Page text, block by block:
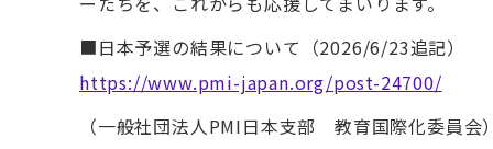
■日本予選の結果について（2026/6/23追記）
https://www.pmi-japan.org/post-24700/
（一般社団法人PMI日本支部 教育国際化委員会